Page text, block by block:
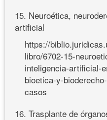
15. Neuroética,
artificial
https://
libro/6702-15-
inteligencia-artificial-
bioetica-y-
casos
16. Trasplante de